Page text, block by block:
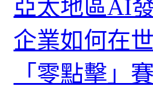
亞太地區AI
企業如何在
「零點擊」